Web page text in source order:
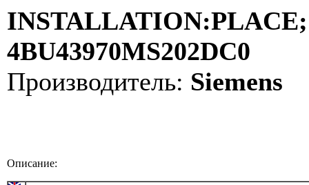
INSTALLATION:PLACE;
4BU43970MS202DC0
Производитель: Siemens
Описание: